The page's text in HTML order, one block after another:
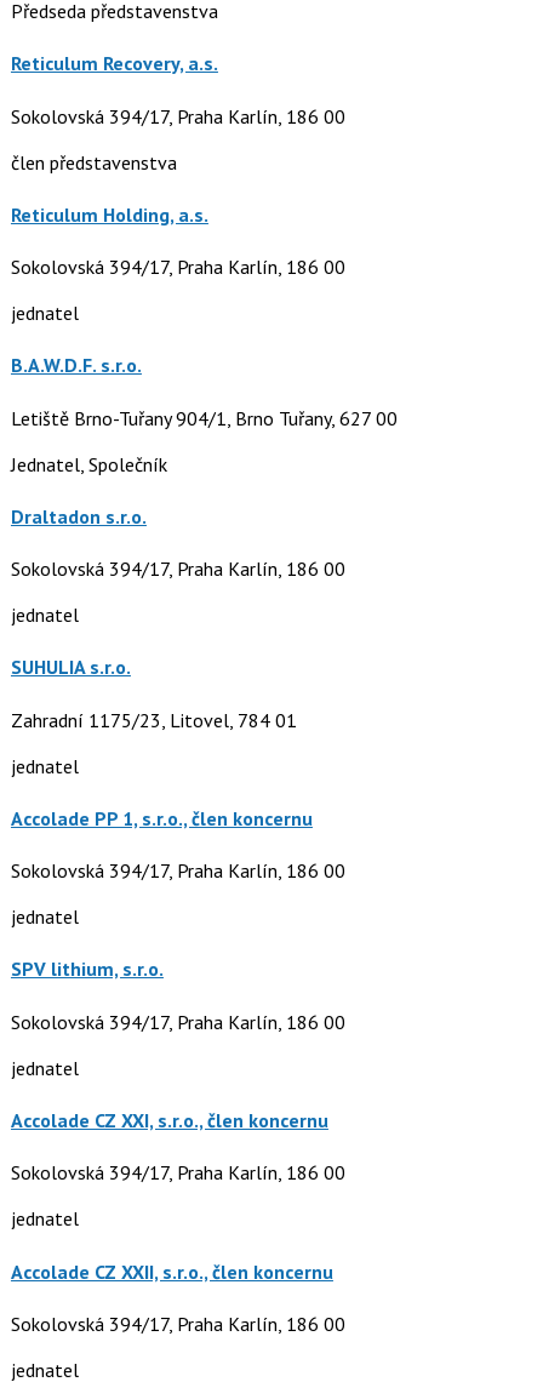
Předseda představenstva
Reticulum Recovery, a.s.
Sokolovská 394/17, Praha Karlín, 186 00
člen představenstva
Reticulum Holding, a.s.
Sokolovská 394/17, Praha Karlín, 186 00
jednatel
B.A.W.D.F. s.r.o.
Letiště Brno-Tuřany 904/1, Brno Tuřany, 627 00
Jednatel, Společník
Draltadon s.r.o.
Sokolovská 394/17, Praha Karlín, 186 00
jednatel
SUHULIA s.r.o.
Zahradní 1175/23, Litovel, 784 01
jednatel
Accolade PP 1, s.r.o., člen koncernu
Sokolovská 394/17, Praha Karlín, 186 00
jednatel
SPV lithium, s.r.o.
Sokolovská 394/17, Praha Karlín, 186 00
jednatel
Accolade CZ XXI, s.r.o., člen koncernu
Sokolovská 394/17, Praha Karlín, 186 00
jednatel
Accolade CZ XXII, s.r.o., člen koncernu
Sokolovská 394/17, Praha Karlín, 186 00
jednatel